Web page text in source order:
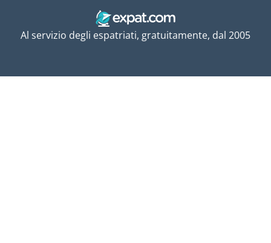
Al servizio degli espatriati, gratuitamente, dal 2005